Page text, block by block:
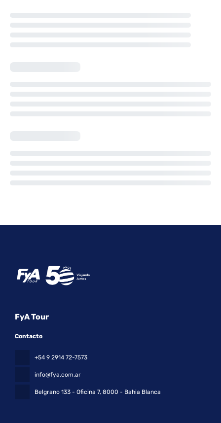
FyA Tour
Contacto
+54 9 2914 72-7573
info@fya.com.ar
Belgrano 133 - Oficina 7, 8000 - Bahia Blanca